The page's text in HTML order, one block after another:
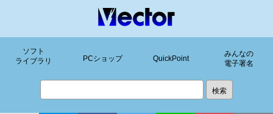
ソフト
ライブラリ
PCショップ QuickPoint
みんなの
電子署名